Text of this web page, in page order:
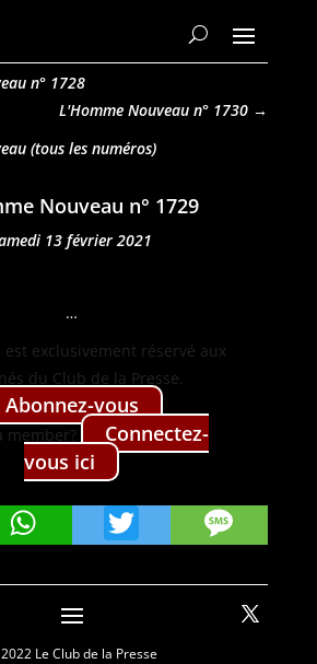
n° 1728
L'Homme Nouveau n° 1730 →
Nouveau n° 1729
13 février 2021
…
est exclu­sive­ment réservé aux
du Club de la Presse.
Abon­nez-vous
mem­ber?
Con­nectez-
vous ici
WhatsApp
Twitter
Le Club de la Presse